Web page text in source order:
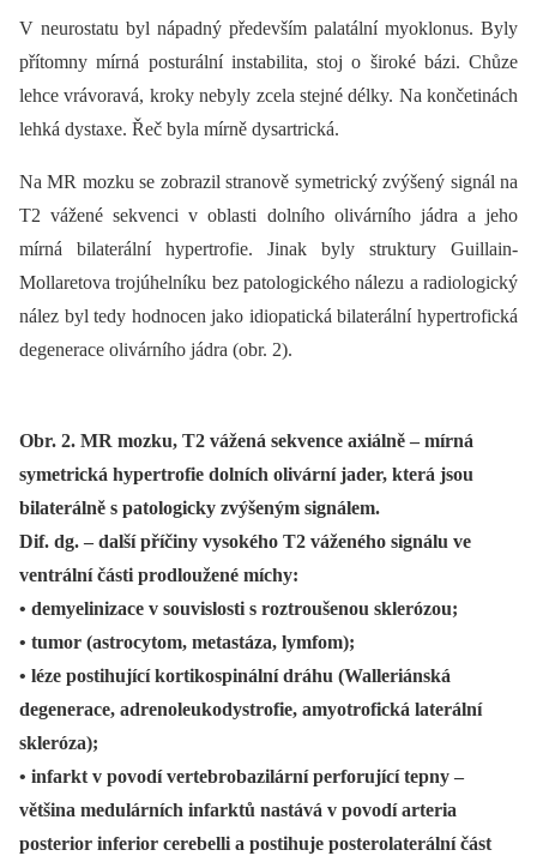
V neurostatu byl nápadný především palatální myoklonus. Byly
přítomny mírná posturální instabilita, stoj o široké bázi. Chůze
lehce vrávoravá, kroky nebyly zcela stejné délky. Na končetinách
lehká dystaxe. Řeč byla mírně dysartrická.
Na MR mozku se zobrazil stranově symetrický zvýšený signál na
T2 vážené sekvenci v oblasti dolního olivárního jádra a jeho
mírná bilaterální hypertrofie. Jinak byly struktury Guillain-
Mollaretova trojúhelníku bez patologického nálezu a radiologický
nález byl tedy hodnocen jako idiopatická bilaterální hypertrofická
degenerace olivárního jádra (obr. 2).
Obr. 2. MR mozku, T2 vážená sekvence axiálně – mírná
symetrická hypertrofie dolních olivární jader, která jsou
bilaterálně s patologicky zvýšeným signálem.
Dif. dg. – další příčiny vysokého T2 váženého signálu ve
ventrální části prodloužené míchy:
• demyelinizace v souvislosti s roztroušenou sklerózou;
• tumor (astrocytom, metastáza, lymfom);
• léze postihující kortikospinální dráhu (Walleriánská
degenerace, adrenoleukodystrofie, amyotrofická laterální
skleróza);
• infarkt v povodí vertebrobazilární perforující tepny –
většina medulárních infarktů nastává v povodí arteria
posterior inferior cerebelli a postihuje posterolaterální část